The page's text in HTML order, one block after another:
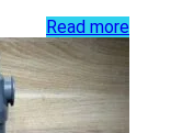
Read more